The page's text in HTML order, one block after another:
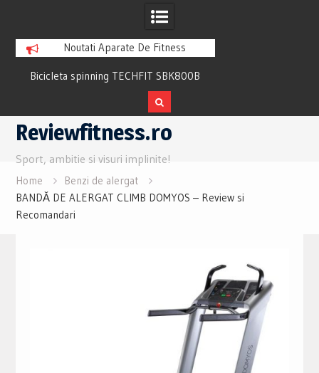
Noutati Aparate De Fitness
Bicicleta spinning TECHFIT SBK800B
Review si Pareri utile
Skip
content
Reviewfitness.ro
Sport, ambitie si visuri implinite!
Home
Benzi de alergat
BANDĂ DE ALERGAT CLIMB DOMYOS – Review si
Recomandari